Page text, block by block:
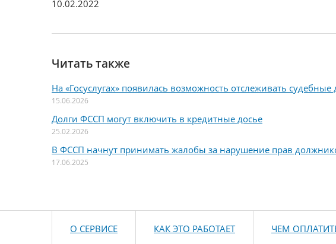
10.02.2022
Читать также
На «Госуслугах» появилась возможность отслеживать
15.06.2026
Долги ФССП могут включить в кредитные досье
25.02.2026
В ФССП начнут принимать жалобы за нарушение прав
17.06.2025
О СЕРВИСЕ КАК ЭТО РАБОТАЕТ ЧЕМ